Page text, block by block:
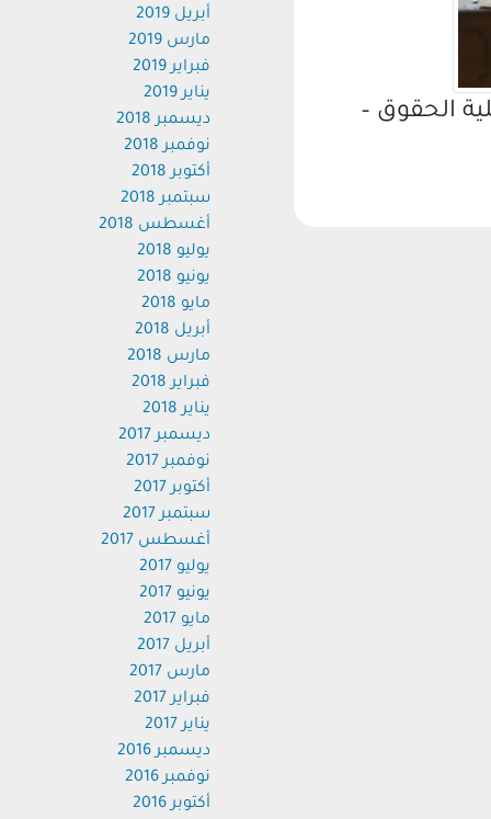
الحقوق –
أبريل 2019
مارس 2019
فبراير 2019
يناير 2019
ديسمبر 2018
نوفمبر 2018
أكتوبر 2018
سبتمبر 2018
أغسطس 2018
يوليو 2018
يونيو 2018
مايو 2018
أبريل 2018
مارس 2018
فبراير 2018
يناير 2018
ديسمبر 2017
نوفمبر 2017
أكتوبر 2017
سبتمبر 2017
أغسطس 2017
يوليو 2017
يونيو 2017
مايو 2017
أبريل 2017
مارس 2017
فبراير 2017
يناير 2017
ديسمبر 2016
نوفمبر 2016
أكتوبر 2016